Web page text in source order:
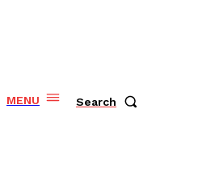
MENU Search